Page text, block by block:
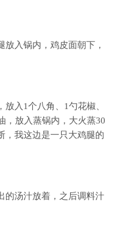
入锅内，鸡皮面朝下，
入1个八角、1勺花椒、
，放入蒸锅内，大火蒸30
，我这边是一只大鸡腿的
的汤汁放着，之后调料汁